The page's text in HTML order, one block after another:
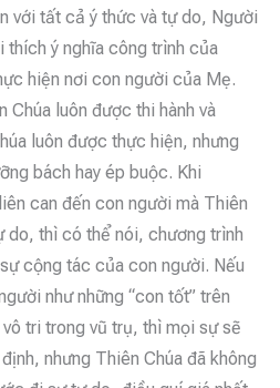
với tất cả ý thức và tự do, Người
ý nghĩa công trình của
hiện nơi con người của Mẹ.
Chúa luôn được thi hành và
luôn được thực hiện, nhưng
bách hay ép buộc. Khi
can đến con người mà Thiên
do, thì có thể nói, chương trình
cộng tác của con người. Nếu
như những “con tốt” trên
vô tri trong vũ trụ, thì mọi sự sẽ
nhưng Thiên Chúa đã không